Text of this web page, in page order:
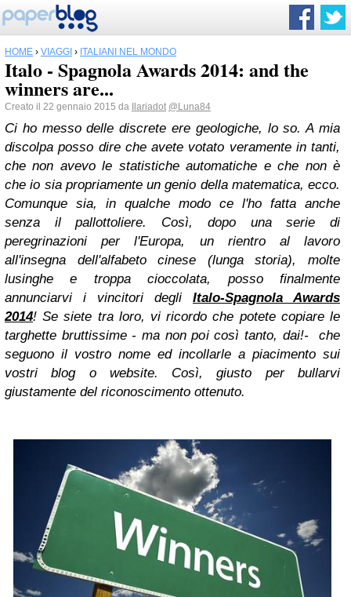
HOME › VIAGGI › ITALIANI NEL MONDO
Italo - Spagnola Awards 2014: and the
winners are...
Creato il 22 gennaio 2015 da Ilariadot @Luna84
Ci ho messo delle discrete ere geologiche, lo so. A mia
discolpa posso dire che avete votato veramente in tanti,
che non avevo le statistiche automatiche e che non è
che io sia propriamente un genio della matematica, ecco.
Comunque sia, in qualche modo ce l'ho fatta anche
senza il pallottoliere. Così, dopo una serie di
peregrinazioni per l'Europa, un rientro al lavoro
all'insegna dell'alfabeto cinese (lunga storia), molte
lusinghe e troppa cioccolata, posso finalmente
annunciarvi i vincitori degli Italo-Spagnola Awards
2014! Se siete tra loro, vi ricordo che potete copiare le
targhette bruttissime - ma non poi così tanto, dai!- che
seguono il vostro nome ed incollarle a piacimento sui
vostri blog o website. Così, giusto per bullarvi
giustamente del riconoscimento ottenuto.